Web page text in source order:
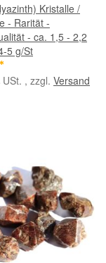
Kristalle /
- Rarität -
- ca. 1,5 - 2,2
5 g/St
*
, zzgl. Versand